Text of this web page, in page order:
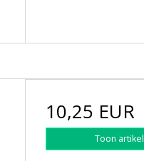
10,25 EUR
Toon artikel